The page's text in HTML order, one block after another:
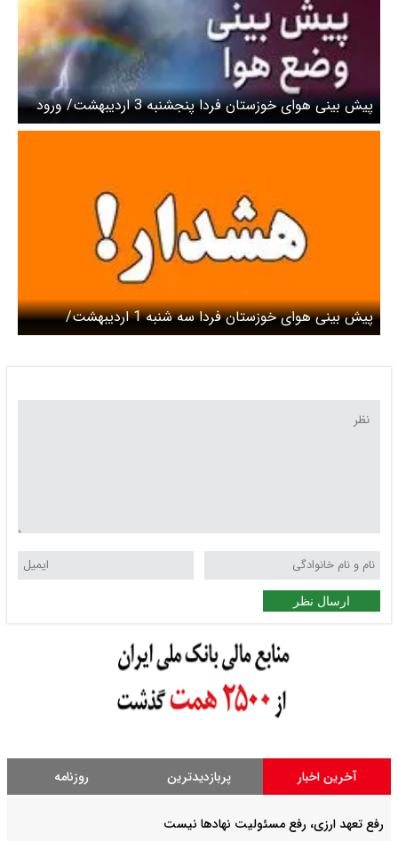
پیش بینی هوای خوزستان فردا پنجشنبه 3 اردیبهشت/ ورود
سامانه بارشی بعدی به استان
پیش بینی هوای خوزستان فردا سه شنبه 1 اردیبهشت/
هشدار نارنجی هواشناسی صادر شد
ارسال نظر
آخرین اخبار پربازدیدترین روزنامه
رفع تعهد ارزی، رفع مسئولیت نهادها نیست